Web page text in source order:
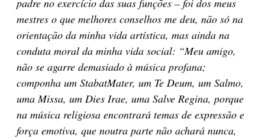
mestres o que melhores conselhos me deu, não só na
orientação da minha vida artística, mas ainda na
conduta moral da minha vida social: “Meu amigo,
não se agarre demasiado à música profana;
componha um StabatMater, um Te Deum, um Salmo,
uma Missa, um Dies Irae, uma Salve Regina, porque
na música religiosa encontrará temas de expressão e
força emotiva, que noutra parte não achará nunca,